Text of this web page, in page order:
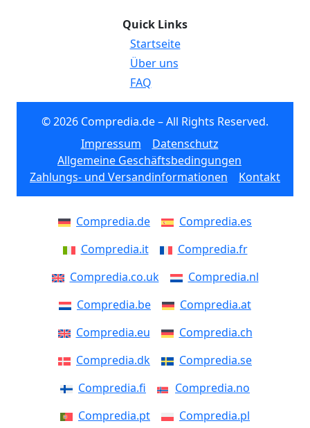
Quick Links
Startseite
Über uns
FAQ
© 2026 Compredia.de – All Rights Reserved.
Impressum
Datenschutz
Allgemeine Geschäftsbedingungen
Zahlungs- und Versandinformationen
Kontakt
Compredia.de
Compredia.es
Compredia.it
Compredia.fr
Compredia.co.uk
Compredia.nl
Compredia.be
Compredia.at
Compredia.eu
Compredia.ch
Compredia.dk
Compredia.se
Compredia.fi
Compredia.no
Compredia.pt
Compredia.pl